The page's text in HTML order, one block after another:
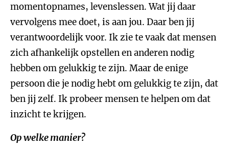
momentopnames, levenslessen. Wat jij daar
vervolgens mee doet, is aan jou. Daar ben jij
verantwoordelijk voor. Ik zie te vaak dat mensen
zich afhankelijk opstellen en anderen nodig
hebben om gelukkig te zijn. Maar de enige
persoon die je nodig hebt om gelukkig te zijn, dat
ben jij zelf. Ik probeer mensen te helpen om dat
inzicht te krijgen.
Op welke manier?